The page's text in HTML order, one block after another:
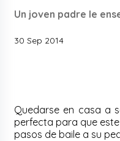
Un joven padre le
30 Sep 2014
Quedarse en casa a
perfecta para que
pasos de baile a su